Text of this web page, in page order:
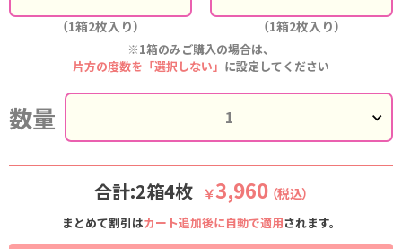
（1箱2枚入り） （1箱2枚入り）
※1箱のみご購入の場合は、
片方の度数を「選択しない」 に設定してください
数量
合計:2箱4枚 ￥3,960 （税込）
まとめて割引はカート追加後に自動で適用されます。